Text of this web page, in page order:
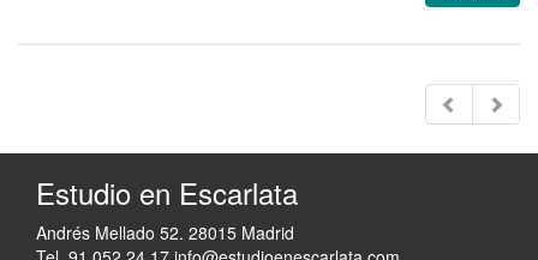
Estudio en Escarlata
Andrés Mellado 52. 28015 Madrid